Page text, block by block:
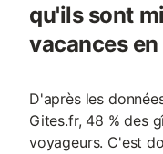
qu'ils sont
vacances
D'après les
Gites.fr, 48 % des
voyageurs. C'est